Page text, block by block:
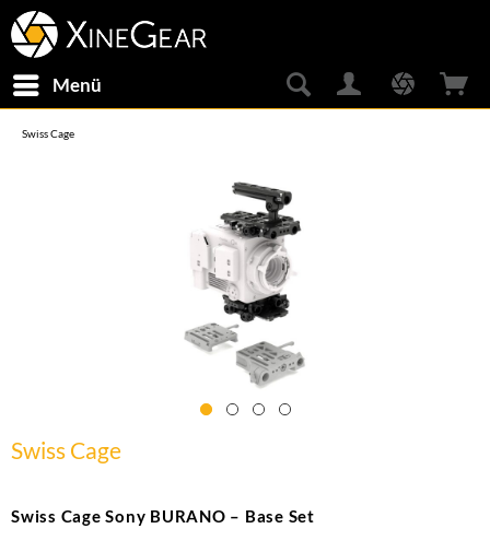
Menü
Swiss Cage
Swiss Cage
Swiss Cage Sony BURANO – Base Set